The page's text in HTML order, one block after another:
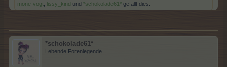
mone-vogt, lissy_kind und *schokolade61* gefällt dies.
*schokolade61*
Lebende Forenlegende